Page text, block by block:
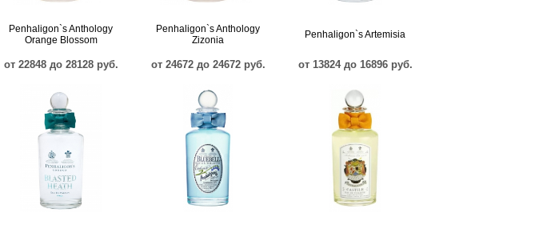
Penhaligon`s Anthology
Orange Blossom
от 22848 до 28128 руб.
Penhaligon`s Anthology
Zizonia
от 24672 до 24672 руб.
Penhaligon`s Artemisia
от 13824 до 16896 руб.